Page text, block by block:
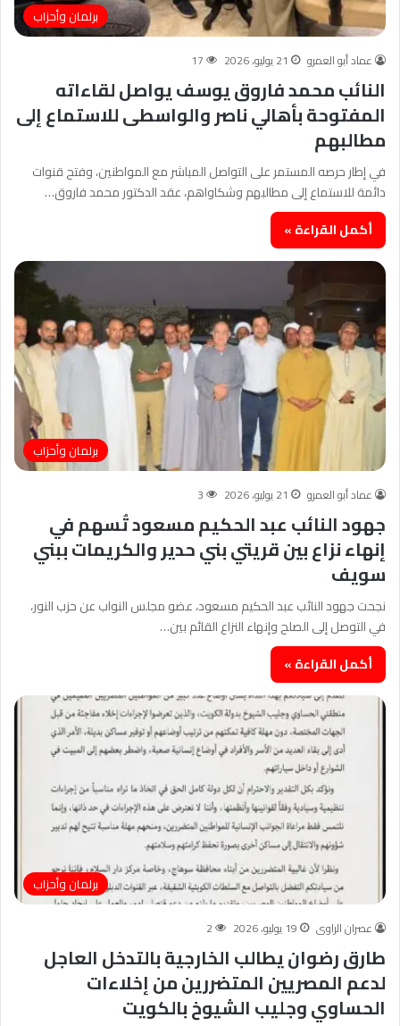
برلمان وأحزاب
عماد أبو العمرو 21 يوليو، 2026 17
النائب محمد فاروق يوسف يواصل لقاءاته
المفتوحة بأهالي ناصر والواسطى للاستماع إلى
مطالبهم
في إطار حرصه المستمر على التواصل المباشر مع المواطنين، وفتح قنوات
دائمة للاستماع إلى مطالبهم وشكاواهم، عقد الدكتور محمد فاروق…
أكمل القراءة »
برلمان وأحزاب
عماد أبو العمرو 21 يوليو، 2026 3
جهود النائب عبد الحكيم مسعود تُسهم في
إنهاء نزاع بين قريتي بني حدير والكريمات ببني
سويف
نجحت جهود النائب عبد الحكيم مسعود، عضو مجلس النواب عن حزب النور،
في التوصل إلى الصلح وإنهاء النزاع القائم بين…
أكمل القراءة »
برلمان وأحزاب
عصران الراوى 19 يوليو، 2026 2
طارق رضوان يطالب الخارجية بالتدخل العاجل
لدعم المصريين المتضررين من إخلاءات
الحساوي وجليب الشيوخ بالكويت